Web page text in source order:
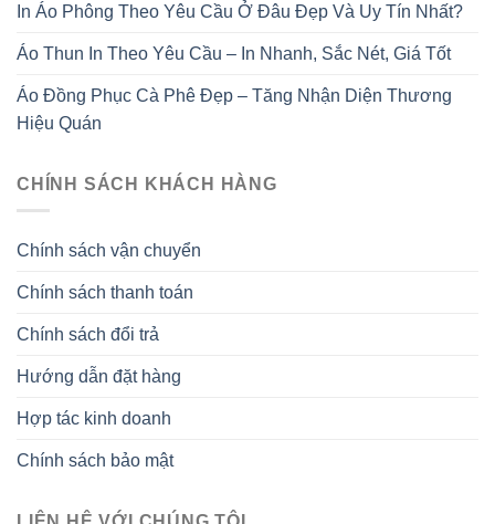
In Áo Phông Theo Yêu Cầu Ở Đâu Đẹp Và Uy Tín Nhất?
Áo Thun In Theo Yêu Cầu – In Nhanh, Sắc Nét, Giá Tốt
Áo Đồng Phục Cà Phê Đẹp – Tăng Nhận Diện Thương
Hiệu Quán
CHÍNH SÁCH KHÁCH HÀNG
Chính sách vận chuyển
Chính sách thanh toán
Chính sách đổi trả
Hướng dẫn đặt hàng
Hợp tác kinh doanh
Chính sách bảo mật